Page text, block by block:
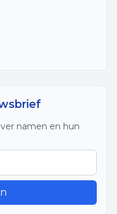
namen en hun